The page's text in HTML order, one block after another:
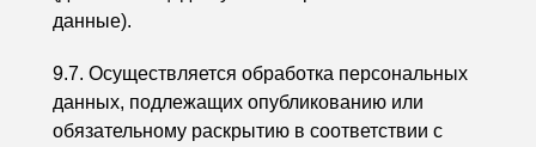
данные).
9.7. Осуществляется обработка персональных
данных, подлежащих опубликованию или
обязательному раскрытию в соответствии с